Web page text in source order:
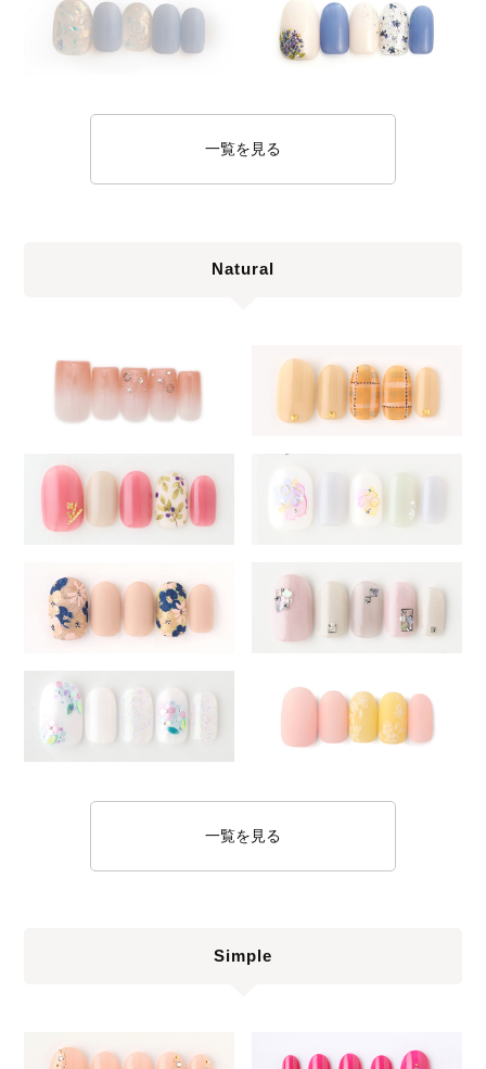
一覧を見る
Natural
一覧を見る
Simple